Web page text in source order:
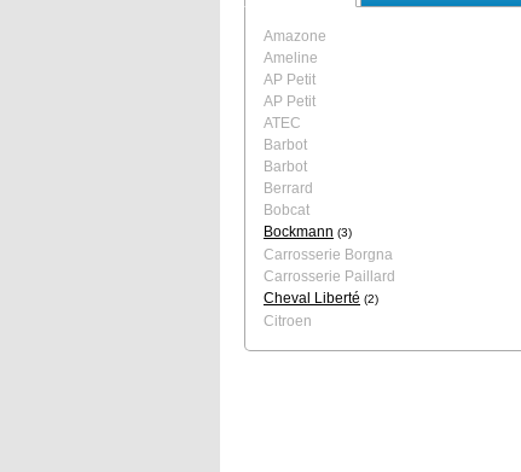
Amazone
Ameline
AP Petit
AP Petit
ATEC
Barbot
Barbot
Berrard
Bobcat
Bockmann (3)
Carrosserie Borgna
Carrosserie Paillard
Cheval Liberté (2)
Citroen